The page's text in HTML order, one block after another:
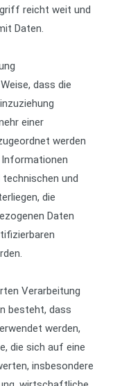
reicht weit und
Daten.
dass die
einer
werden
und
die
Daten
Verarbeitung
besteht, dass
werden,
die sich auf eine
insbesondere